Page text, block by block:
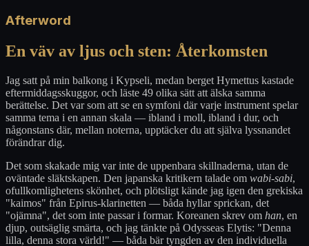
Afterword
En väv av ljus och sten: Återkomsten
Jag satt på min balkong i Kypseli, medan berget Hymettus kastade
eftermiddagsskuggor, och läste 49 olika sätt att älska samma
berättelse. Det var som att se en symfoni där varje instrument spelar
samma tema i en annan skala — ibland i moll, ibland i dur, och
någonstans där, mellan noterna, upptäcker du att själva lyssnandet
förändrar dig.
Det som skakade mig var inte de uppenbara skillnaderna, utan de
oväntade släktskapen. Den japanska kritikern talade om wabi-sabi,
ofullkomlighetens skönhet, och plötsligt kände jag igen den grekiska
"kaimos" från Epirus-klarinetten — båda hyllar sprickan, det
"ojämna", det som inte passar i formar. Koreanen skrev om han, en
djup, outsäglig smärta, och jag tänkte på Odysseas Elytis: "Denna
lilla, denna stora värld!" — båda bär tyngden av den individuella